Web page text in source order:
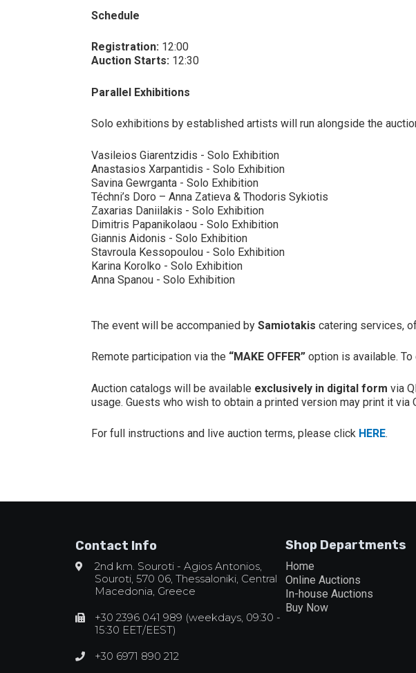
Schedule
Registration: 12:00
Auction Starts: 12:30
Parallel Exhibitions
Solo exhibitions by established artists will run alongside the
Vasileios Giarentzidis - Solo Exhibition
Anastasios Xarpantidis - Solo Exhibition
Savina Gewrganta - Solo Exhibition
Téchni’s Doro – Anna Zatieva & Thodoris Sykiotis
Zaxarias Daniilakis - Solo Exhibition
Dimitris Papanikolaou - Solo Exhibition
Giannis Aidonis - Solo Exhibition
Stavroula Kessopoulou - Solo Exhibition
Karina Korolko - Solo Exhibition
Anna Spanou - Solo Exhibition
The event will be accompanied by Samiotakis catering services,
Remote participation via the “MAKE OFFER” option is available.
Auction catalogs will be available exclusively in digital form via
usage. Guests who wish to obtain a printed version may print it
For full instructions and live auction terms, please click HERE.
Contact Info
2nd km. Souroti - Agios Antonios,
Souroti, 570 06, Thessaloniki, Central
Macedonia, Greece
+30 2396 041 989 (weekdays, 09:30 -
15:30 EET/EEST)
+30 6971 890 212
Shop Departments
Home
Online Auctions
In-house Auctions
Buy Now